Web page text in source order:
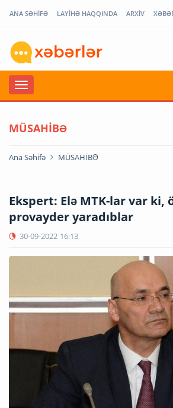
ANA SƏHİFƏ LAYİHƏ HAQQINDA ARXİV
MÜSAHİBƏ
Ana Səhifə MÜSAHİBƏ
Ekspert: Elə MTK-lar var ki,
provayder yaradıblar
30-09-2022 16:13